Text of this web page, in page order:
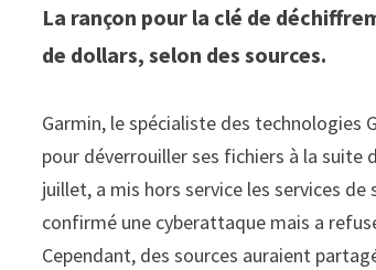
La rançon pour la clé de
de dollars, selon des sources.
Garmin, le spécialiste des technologies
pour déverrouiller ses fichiers à la suite
juillet, a mis hors service les services
confirmé une cyberattaque mais a
Cependant, des sources auraient